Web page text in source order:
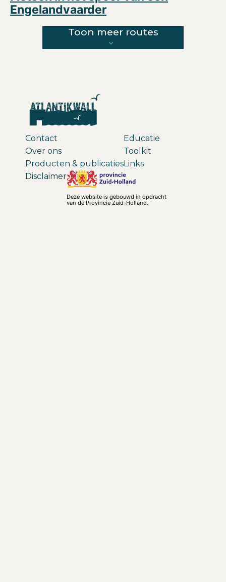
Engelandvaarder
Toon meer routes
Contact
Over ons
Producten & publicaties
Educatie
Toolkit
Links
Disclaimer
Deze website is gebouwd in opdracht
van de Provincie Zuid-Holland.